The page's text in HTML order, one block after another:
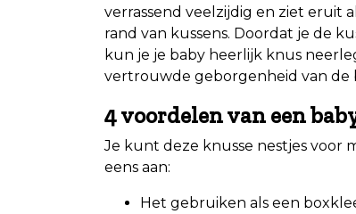
verrassend veelzijdig en ziet eruit
rand van kussens. Doordat je de
kun je je baby heerlijk knus
vertrouwde geborgenheid van de
4 voordelen van een
Je kunt deze knusse nestjes voor
eens aan:
Het gebruiken als een